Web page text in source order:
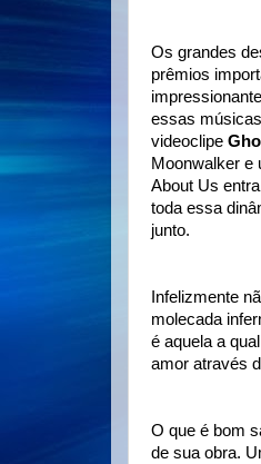
Os grandes
prêmios
essas
videoclipe
Moonwalker e
About Us
toda essa
junto.
Infelizmente
molecada
é aquela a
amor através
O que é bom
de sua obra.